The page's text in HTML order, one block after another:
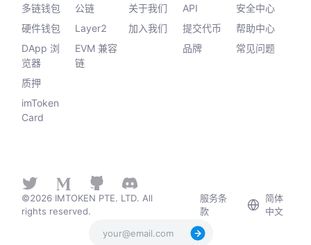
多链钱包
硬件钱包
DApp 浏
览器
质押
imToken
Card
公链
Layer2
EVM 兼容
链
关于我们
加入我们
API
提交代币
品牌
安全中心
帮助中心
常见问题
©2026 IMTOKEN PTE. LTD. All
rights reserved.
服务条
款
简体
中文